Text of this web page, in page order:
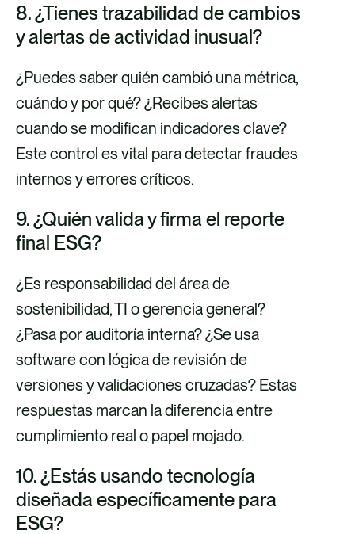
8. ¿Tienes trazabilidad de cambios
y alertas de actividad inusual?
¿Puedes saber quién cambió una métrica,
cuándo y por qué? ¿Recibes alertas
cuando se modifican indicadores clave?
Este control es vital para detectar fraudes
internos y errores críticos.
9. ¿Quién valida y firma el reporte
final ESG?
¿Es responsabilidad del área de
sostenibilidad, TI o gerencia general?
¿Pasa por auditoría interna? ¿Se usa
software con lógica de revisión de
versiones y validaciones cruzadas? Estas
respuestas marcan la diferencia entre
cumplimiento real o papel mojado.
10. ¿Estás usando tecnología
diseñada específicamente para
ESG?